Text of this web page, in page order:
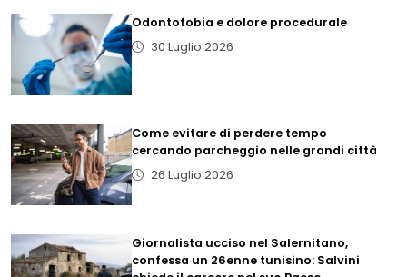
Odontofobia e dolore procedurale
30 Luglio 2026
Come evitare di perdere tempo
cercando parcheggio nelle grandi città
26 Luglio 2026
Giornalista ucciso nel Salernitano,
confessa un 26enne tunisino: Salvini